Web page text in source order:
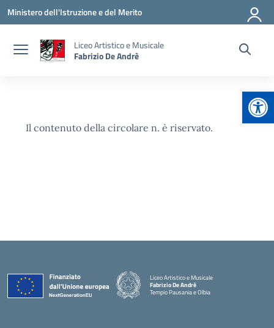
Vai ai contenuti
Vai al menu di navigazione
Vai al footer
Ministero dell'Istruzione e del Merito
Liceo Artistico e Musicale
Fabrizio De Andrè
Il contenuto della circolare n. è riservato.
Liceo Artistico e Musicale
Fabrizio De Andrè
Tempio Pausania e Olbia
— Visita la pagina iniziale della scuola